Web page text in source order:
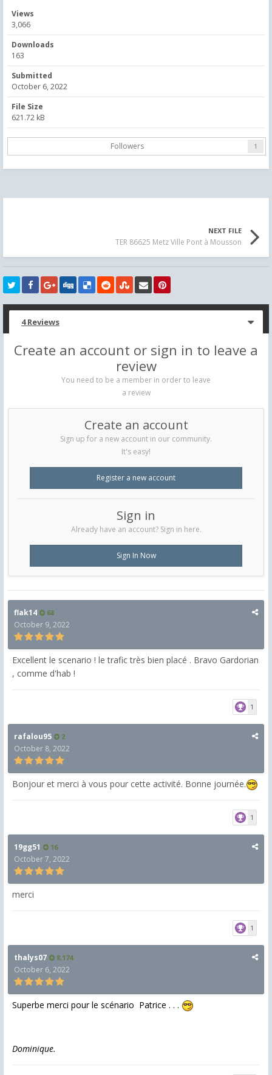
Views
3,066
Downloads
163
Submitted
October 6, 2022
File Size
621.72 kB
Followers 1
NEXT FILE
TER 86625 Metz Ville Pont à Mousson
4 Reviews
Create an account or sign in to leave a
review
You need to be a member in order to leave
a review
Create an account
Sign up for a new account in our community.
It's easy!
Register a new account
Sign in
Already have an account? Sign in here.
Sign In Now
flak14 68
October 9, 2022
Excellent le scenario ! le trafic très bien placé . Bravo Gardorian
, comme d'hab !
1
rafalou95 2
October 8, 2022
Bonjour et merci à vous pour cette activité. Bonne journée.
1
19gg51 16
October 7, 2022
merci
1
thalys07 8,174
October 6, 2022
Superbe merci pour le scénario Patrice . . .
Dominique.